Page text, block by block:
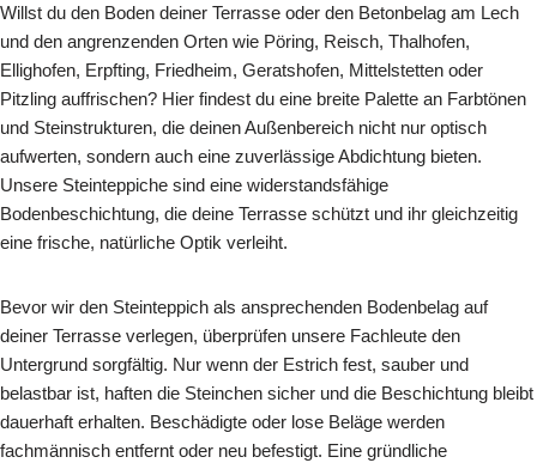
Willst du den Boden deiner Terrasse oder den Betonbelag am Lech
und den angrenzenden Orten wie Pöring, Reisch, Thalhofen,
Ellighofen, Erpfting, Friedheim, Geratshofen, Mittelstetten oder
Pitzling auffrischen? Hier findest du eine breite Palette an Farbtönen
und Steinstrukturen, die deinen Außenbereich nicht nur optisch
aufwerten, sondern auch eine zuverlässige Abdichtung bieten.
Unsere Steinteppiche sind eine widerstandsfähige
Bodenbeschichtung, die deine Terrasse schützt und ihr gleichzeitig
eine frische, natürliche Optik verleiht.
Bevor wir den Steinteppich als ansprechenden Bodenbelag auf
deiner Terrasse verlegen, überprüfen unsere Fachleute den
Untergrund sorgfältig. Nur wenn der Estrich fest, sauber und
belastbar ist, haften die Steinchen sicher und die Beschichtung bleibt
dauerhaft erhalten. Beschädigte oder lose Beläge werden
fachmännisch entfernt oder neu befestigt. Eine gründliche